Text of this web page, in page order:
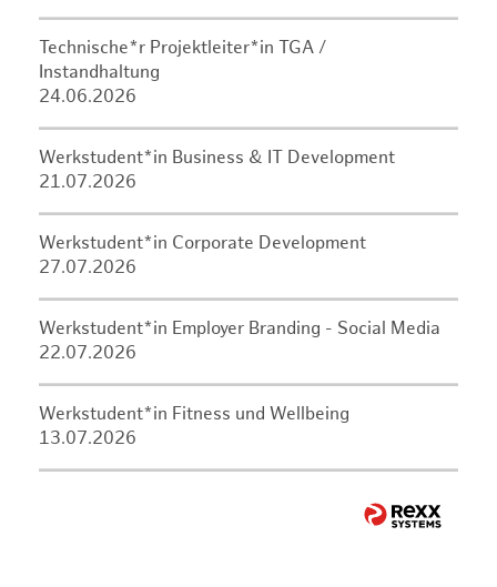
Technische*r Projektleiter*in TGA /
Instandhaltung
24.06.2026
Werkstudent*in Business & IT Development
21.07.2026
Werkstudent*in Corporate Development
27.07.2026
Werkstudent*in Employer Branding - Social Media
22.07.2026
Werkstudent*in Fitness und Wellbeing
13.07.2026